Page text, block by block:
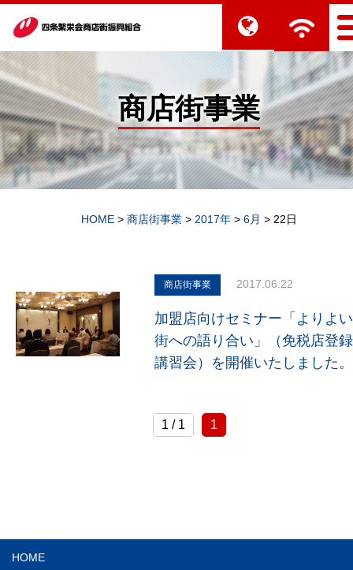
商店街事業
HOME > 商店街事業 > 2017年 > 6月 > 22日
商店街事業 2017.06.22
加盟店向けセミナー「よりよい
街への語り合い」（免税店登録
講習会）を開催いたしました。
1 / 1 1
HOME